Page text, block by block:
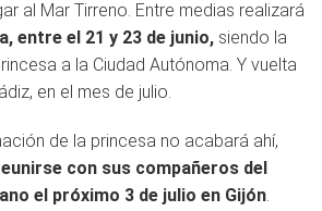
al Mar Tirreno. Entre medias realizará
entre el 21 y 23 de junio, siendo la
a la Ciudad Autónoma. Y vuelta
en el mes de julio.
de la princesa no acabará ahí,
con sus compañeros del
el próximo 3 de julio en Gijón.